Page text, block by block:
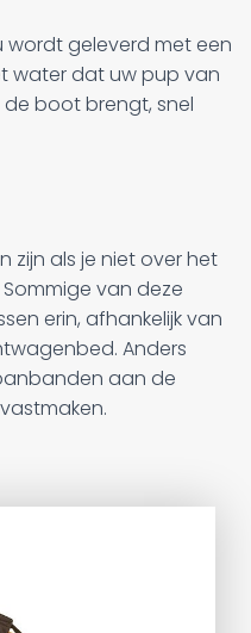
wordt geleverd met een
water dat uw pup van
boot brengt, snel
zijn als je niet over het
van deze
erin, afhankelijk van
Anders
aan de